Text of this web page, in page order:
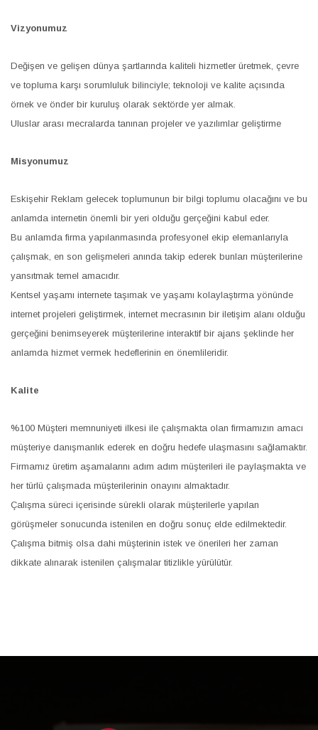
Vizyonumuz
Değişen ve gelişen dünya şartlarında kaliteli hizmetler üretmek, çevre
ve topluma karşı sorumluluk bilinciyle; teknoloji ve kalite açısında
örnek ve önder bir kuruluş olarak sektörde yer almak.
Uluslar arası mecralarda tanınan projeler ve yazılımlar geliştirme
Misyonumuz
Eskişehir Reklam gelecek toplumunun bir bilgi toplumu olacağını ve bu
anlamda internetin önemli bir yeri olduğu gerçeğini kabul eder.
Bu anlamda firma yapılanmasında profesyonel ekip elemanlarıyla
çalışmak, en son gelişmeleri anında takip ederek bunları müşterilerine
yansıtmak temel amacıdır.
Kentsel yaşamı internete taşımak ve yaşamı kolaylaştırma yönünde
internet projeleri geliştirmek, internet mecrasının bir iletişim alanı olduğu
gerçeğini benimseyerek müşterilerine interaktif bir ajans şeklinde her
anlamda hizmet vermek hedeflerinin en önemlileridir.
Kalite
%100 Müşteri memnuniyeti ilkesi ile çalışmakta olan firmamızın amacı
müşteriye danışmanlık ederek en doğru hedefe ulaşmasını sağlamaktır.
Firmamız üretim aşamalarını adım adım müşterileri ile paylaşmakta ve
her türlü çalışmada müşterilerinin onayını almaktadır.
Çalışma süreci içerisinde sürekli olarak müşterilerle yapılan
görüşmeler sonucunda istenilen en doğru sonuç elde edilmektedir.
Çalışma bitmiş olsa dahi müşterinin istek ve önerileri her zaman
dikkate alınarak istenilen çalışmalar titizlikle yürülütür.